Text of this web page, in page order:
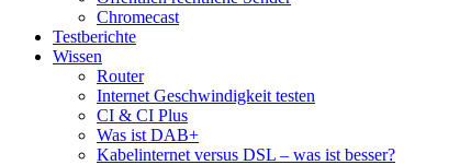
Chromecast
Testberichte
Wissen
Router
Internet Geschwindigkeit testen
CI & CI Plus
Was ist DAB+
Kabelinternet versus DSL – was ist besser?